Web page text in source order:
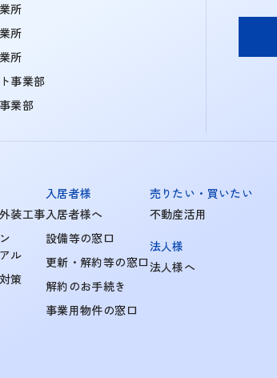
所
所
所
事業部
業部
装工事
ル
策
入居者様
入居者様へ
設備等の窓口
更新・解約等の窓口
解約のお手続き
事業用物件の窓口
売りたい・買いたい
不動産活用
法人様
法人様へ